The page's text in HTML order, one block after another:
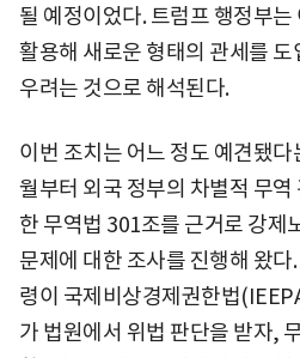
될 예정이었다. 트럼프 행정부
활용해 새로운 형태의 관세를
우려는 것으로 해석된다.
이번 조치는 어느 정도 예견됐
월부터 외국 정부의 차별적 무
한 무역법 301조를 근거로 강제
문제에 대한 조사를 진행해 왔
령이 국제비상경제권한법
가 법원에서 위법 판단을 받자,